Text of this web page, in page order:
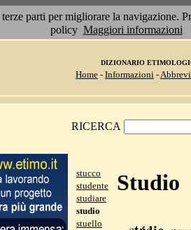
parti per migliorare la
policy Maggiori informazioni
DIZIONARIO
Home - Informazioni -
RICERCA
stucco
studente
studiare
studio
stuello
Studio